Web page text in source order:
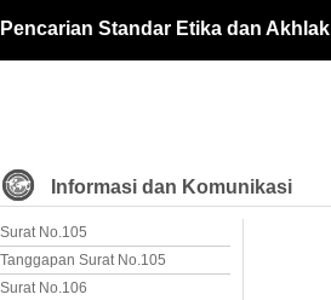
Pencarian Standar Etika dan Akhlak
Informasi dan Komunikasi
Surat No.105
Tanggapan Surat No.105
Surat No.106